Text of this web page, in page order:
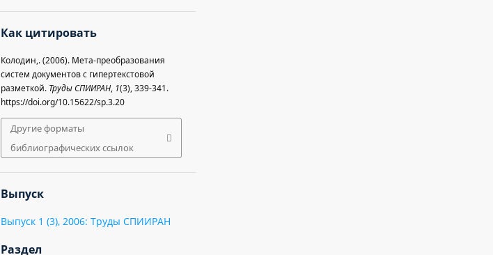
Как цитировать
Колодин,. (2006). Мета-преобразования
систем документов с гипертекстовой
разметкой. Труды СПИИРАН, 1(3), 339-341.
https://doi.org/10.15622/sp.3.20
Другие форматы
библиографических ссылок
Выпуск
Выпуск 1 (3), 2006: Труды СПИИРАН
Раздел